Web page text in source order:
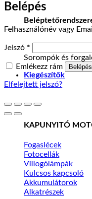
Sorompók és
Kiegészítők
KAPUNYITÓ
Fogaslécek
Fotocellák
Villogólámpák
Kulcsos kapcsoló
Akkumulátorok
Alkatrészek
Belépés
Felhasználónév vagy
Jelszó *
Emlékezz rám Belépés
Elfelejtett jelszó?